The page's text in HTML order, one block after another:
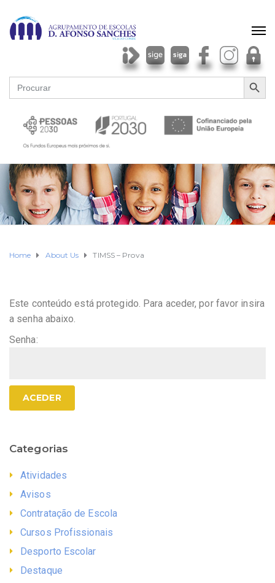
Search
for:
SEARCH
Home About Us TIMSS – Prova
Este conteúdo está protegido. Para aceder, por favor insira
a senha abaixo.
Senha:
Categorias
Atividades
Avisos
Contratação de Escola
Cursos Profissionais
Desporto Escolar
Destaque